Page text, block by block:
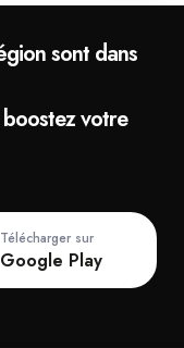
sont dans
votre
Télécharger sur
Google Play